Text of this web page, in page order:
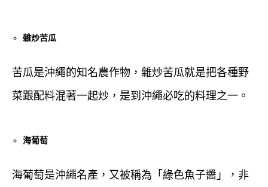
雜炒苦瓜
苦瓜是沖繩的知名農作物，雜炒苦瓜就是把各種野
菜跟配料混著一起炒，是到沖繩必吃的料理之一。
海葡萄
海葡萄是沖繩名產，又被稱為「綠色魚子醬」，非